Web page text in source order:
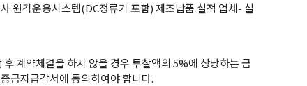
원격운용시스템(DC정류기 포함) 제조납품 실적 업체- 실
계약체결을 하지 않을 경우 투찰액의 5%에 상당하는 금
금지급각서에 동의하여야 합니다.